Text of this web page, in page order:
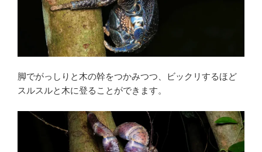
脚でがっしりと木の幹をつかみつつ、ビックリするほど
スルスルと木に登ることができます。